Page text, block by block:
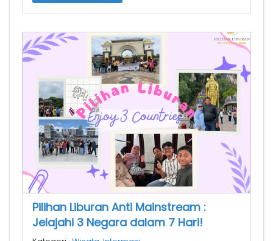
Pilihan Liburan Anti Mainstream :
Jelajahi 3 Negara dalam 7 Hari!